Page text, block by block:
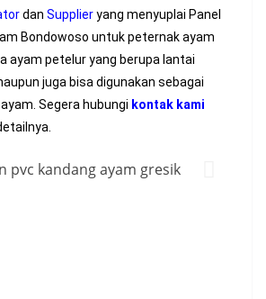
dan Supplieryang menyuplai Panel
Bondowoso untuk peternak ayam
ayam petelur yang berupa lantai
juga bisa digunakan sebagai
Segera hubungi kontak kami